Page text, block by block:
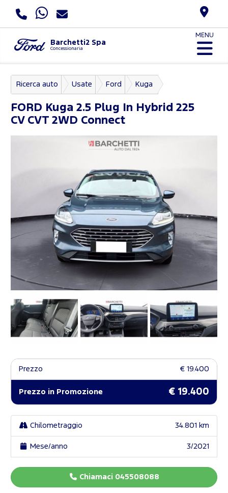
Barchetti2 Spa
Concessionaria
MENU
Ricerca auto Usate Ford Kuga
FORD Kuga 2.5 Plug In Hybrid 225
CV CVT 2WD Connect
Prezzo € 19.400
Prezzo in Promozione € 19.400
Chilometraggio 34.801 km
Mese/anno 3/2021
Chiamaci 045508088